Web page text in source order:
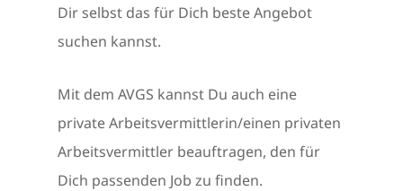
Dir selbst das für Dich beste Angebot
suchen kannst.
Mit dem AVGS kannst Du auch eine
private Arbeitsvermittlerin/einen privaten
Arbeitsvermittler beauftragen, den für
Dich passenden Job zu finden.